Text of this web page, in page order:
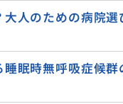
人のための病院選
眠時無呼吸症候群